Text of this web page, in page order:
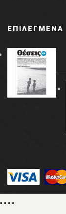
ΕΠΙΛΕΓΜΈΝΑ